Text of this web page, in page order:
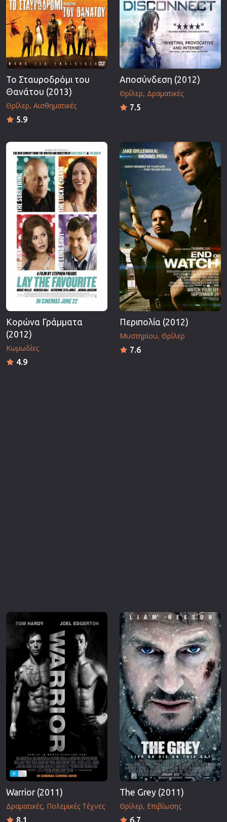
Το Σταυροδρόμι του
Θανάτου (2013)
Θρίλερ Αισθηματικές
5.9
Αποσύνδεση (2012)
Θρίλερ Δραματικές
7.5
Κορώνα Γράμματα
(2012)
Κωμωδίες
4.9
Περιπολία (2012)
Μυστηρίου Θρίλερ
7.6
Warrior (2011)
Δραματικές Πολεμικές Τέχνες
8.1
The Grey (2011)
Θρίλερ Επιβίωσης
6.7